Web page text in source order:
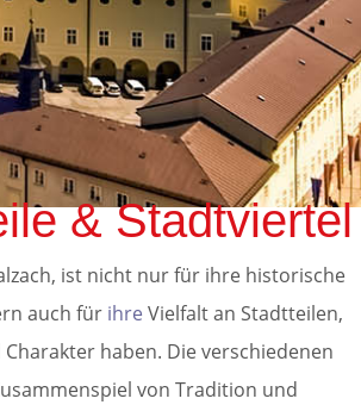
& Stadtviertel
ist nicht nur für ihre historische
auch für ihre Vielfalt an Stadtteilen,
haben. Die verschiedenen
von Tradition und